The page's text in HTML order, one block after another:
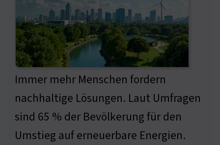
Immer mehr Menschen fordern
nachhaltige Lösungen. Laut Umfragen
sind 65 % der Bevölkerung für den
Umstieg auf erneuerbare Energien.